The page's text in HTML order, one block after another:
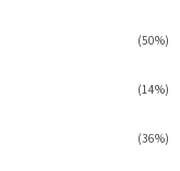
(50%)
(14%)
(36%)